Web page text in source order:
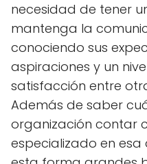
necesidad de tener
mantenga la
conociendo sus
aspiraciones y un
satisfacción entre
Además de saber
organización contar
especializado en